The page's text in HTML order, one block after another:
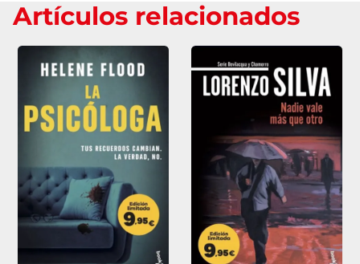
Artículos relacionados